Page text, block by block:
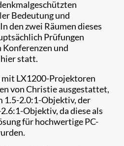
Bedeutung und
den zwei Räumen dieses
Prüfungen
Konferenzen und
statt.
mit LX1200-Projektoren
von Christie ausgestattet,
1.5-2.0:1-Objektiv, der
Objektiv, da diese als
für hochwertige PC-